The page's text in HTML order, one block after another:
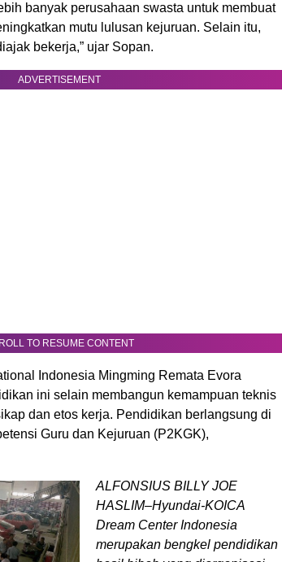
banyak perusahaan swasta untuk membuat
mutu lulusan kejuruan. Selain itu,
bekerja,” ujar Sopan.
ADVERTISEMENT
TO RESUME CONTENT
Indonesia Mingming Remata Evora
ini selain membangun kemampuan teknis
dan etos kerja. Pendidikan berlangsung di
Guru dan Kejuruan (P2KGK),
ALFONSIUS BILLY JOE
HASLIM–Hyundai-KOICA
Dream Center Indonesia
merupakan bengkel pendidikan